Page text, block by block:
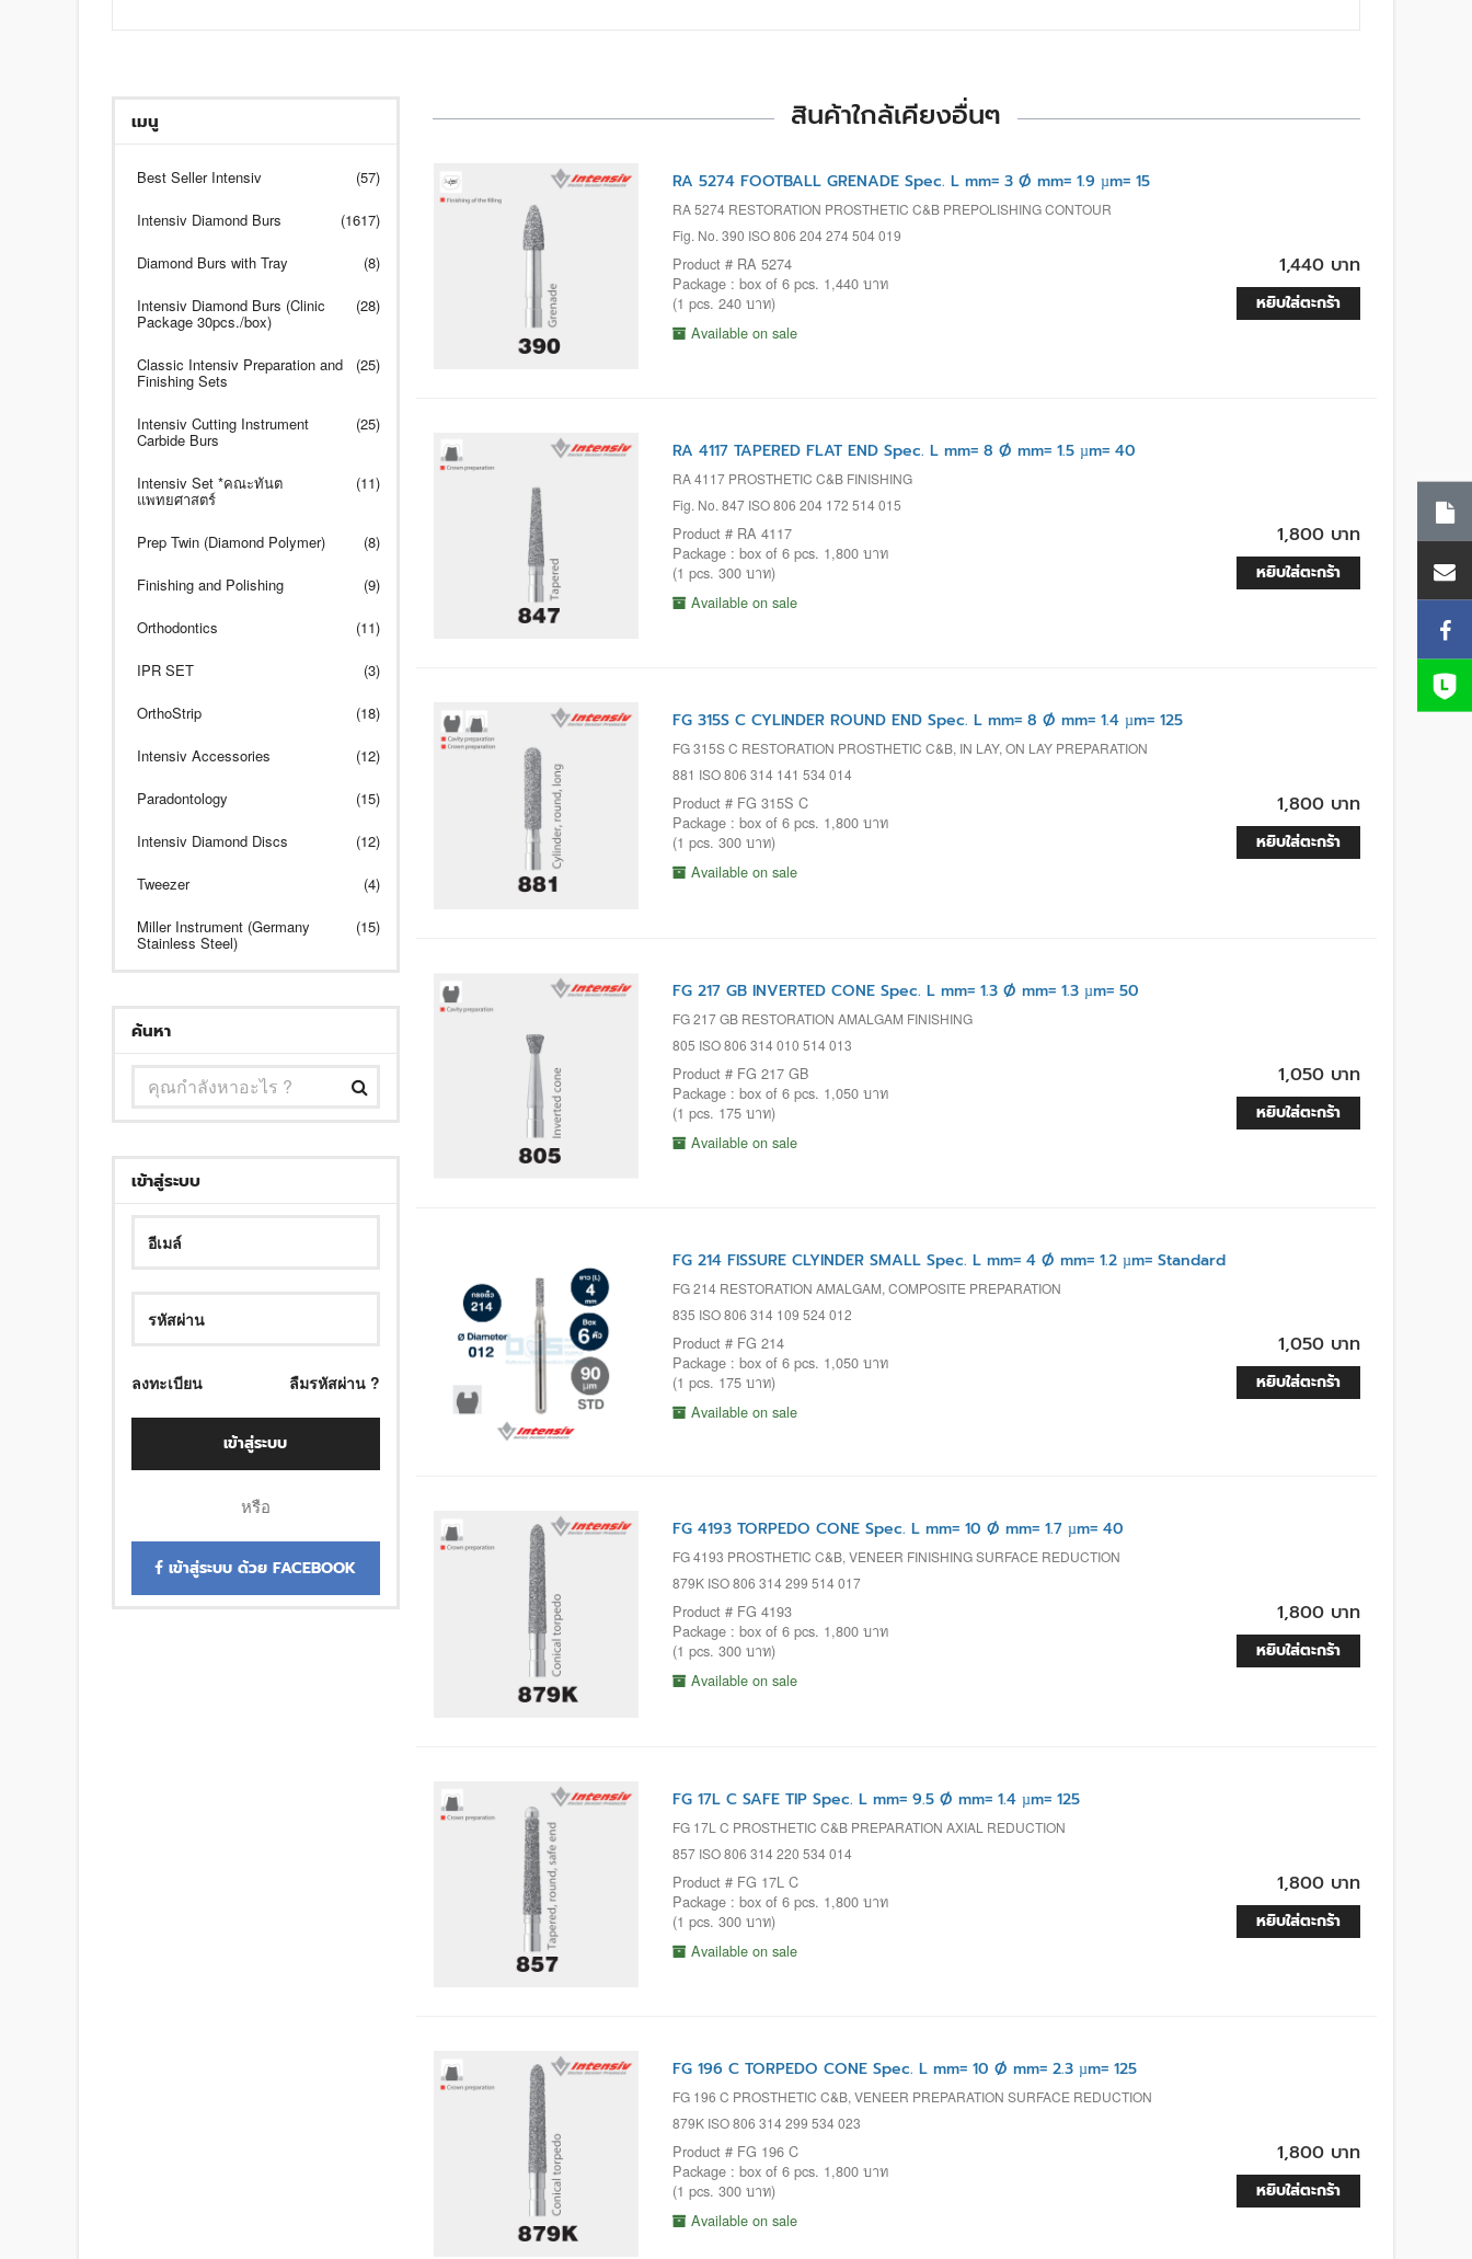
เมนู
Best Seller Intensiv (57)
Intensiv Diamond Burs (1617)
Diamond Burs with Tray (8)
Intensiv Diamond Burs (Clinic
Package 30pcs./box)
(28)
Classic Intensiv Preparation and
Finishing Sets
(25)
Intensiv Cutting Instrument
Carbide Burs
(25)
Intensiv Set *คณะทันต
แพทยศาสตร์
(11)
Prep Twin (Diamond Polymer) (8)
Finishing and Polishing (9)
Orthodontics (11)
IPR SET (3)
OrthoStrip (18)
Intensiv Accessories (12)
Paradontology (15)
Intensiv Diamond Discs (12)
Tweezer (4)
Miller Instrument (Germany
Stainless Steel)
(15)
ค้นหา
เข้าสู่ระบบ
ลงทะเบียน ลืมรหัสผ่าน ?
เข้าสู่ระบบ
หรือ
เข้าสู่ระบบ ด้วย FACEBOOK
สินค้าใกล้เคียงอื่นๆ
RA 5274 FOOTBALL GRENADE Spec. L mm= 3 Ø mm= 1.9 µm= 15
RA 5274 RESTORATION PROSTHETIC C&B PREPOLISHING CONTOUR
Fig. No. 390 ISO 806 204 274 504 019
Product # RA 5274
Package : box of 6 pcs. 1,440 บาท
(1 pcs. 240 บาท)
Available on sale
1,440 บาท
หยิบใส่ตะกร้า
RA 4117 TAPERED FLAT END Spec. L mm= 8 Ø mm= 1.5 µm= 40
RA 4117 PROSTHETIC C&B FINISHING
Fig. No. 847 ISO 806 204 172 514 015
Product # RA 4117
Package : box of 6 pcs. 1,800 บาท
(1 pcs. 300 บาท)
Available on sale
1,800 บาท
หยิบใส่ตะกร้า
FG 315S C CYLINDER ROUND END Spec. L mm= 8 Ø mm= 1.4 µm= 125
FG 315S C RESTORATION PROSTHETIC C&B, IN LAY, ON LAY PREPARATION
881 ISO 806 314 141 534 014
Product # FG 315S C
Package : box of 6 pcs. 1,800 บาท
(1 pcs. 300 บาท)
Available on sale
1,800 บาท
หยิบใส่ตะกร้า
FG 217 GB INVERTED CONE Spec. L mm= 1.3 Ø mm= 1.3 µm= 50
FG 217 GB RESTORATION AMALGAM FINISHING
805 ISO 806 314 010 514 013
Product # FG 217 GB
Package : box of 6 pcs. 1,050 บาท
(1 pcs. 175 บาท)
Available on sale
1,050 บาท
หยิบใส่ตะกร้า
FG 214 FISSURE CLYINDER SMALL Spec. L mm= 4 Ø mm= 1.2 µm= Standard
FG 214 RESTORATION AMALGAM, COMPOSITE PREPARATION
835 ISO 806 314 109 524 012
Product # FG 214
Package : box of 6 pcs. 1,050 บาท
(1 pcs. 175 บาท)
Available on sale
1,050 บาท
หยิบใส่ตะกร้า
FG 4193 TORPEDO CONE Spec. L mm= 10 Ø mm= 1.7 µm= 40
FG 4193 PROSTHETIC C&B, VENEER FINISHING SURFACE REDUCTION
879K ISO 806 314 299 514 017
Product # FG 4193
Package : box of 6 pcs. 1,800 บาท
(1 pcs. 300 บาท)
Available on sale
1,800 บาท
หยิบใส่ตะกร้า
FG 17L C SAFE TIP Spec. L mm= 9.5 Ø mm= 1.4 µm= 125
FG 17L C PROSTHETIC C&B PREPARATION AXIAL REDUCTION
857 ISO 806 314 220 534 014
Product # FG 17L C
Package : box of 6 pcs. 1,800 บาท
(1 pcs. 300 บาท)
Available on sale
1,800 บาท
หยิบใส่ตะกร้า
FG 196 C TORPEDO CONE Spec. L mm= 10 Ø mm= 2.3 µm= 125
FG 196 C PROSTHETIC C&B, VENEER PREPARATION SURFACE REDUCTION
879K ISO 806 314 299 534 023
Product # FG 196 C
Package : box of 6 pcs. 1,800 บาท
(1 pcs. 300 บาท)
Available on sale
1,800 บาท
หยิบใส่ตะกร้า